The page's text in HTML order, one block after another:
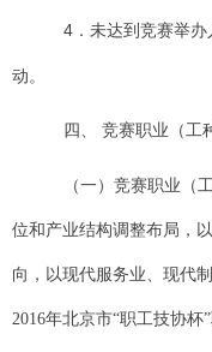
4．未达到竞赛举
动。
四、 竞赛职业（工
（一） 竞赛职业（
位和产业结构调整布局，
向，以现代服务业、现代
2016年北京市“职工技协